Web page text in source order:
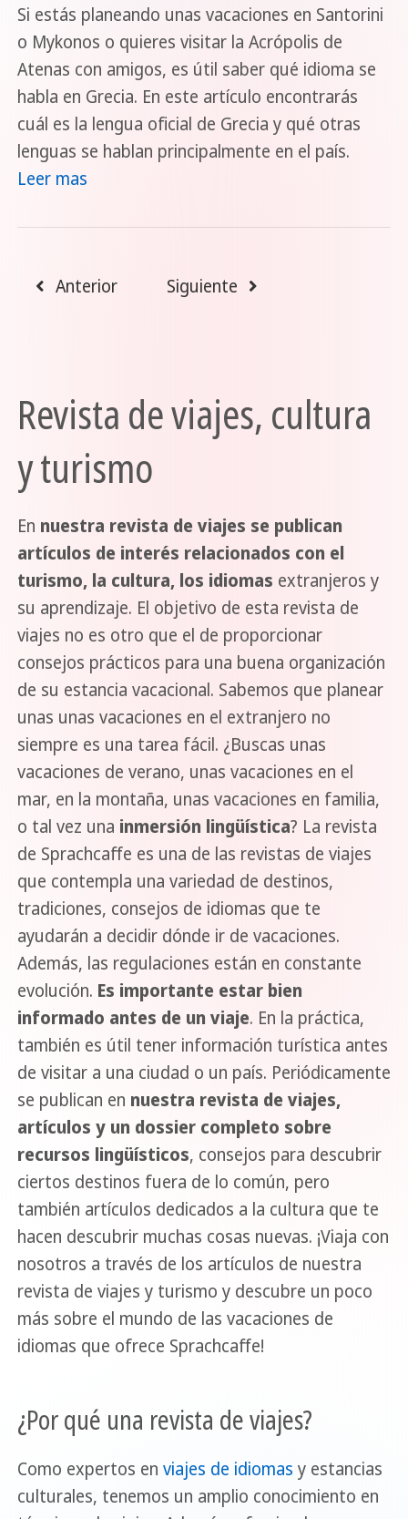
Si estás planeando unas vacaciones en Santorini
o Mykonos o quieres visitar la Acrópolis de
Atenas con amigos, es útil saber qué idioma se
habla en Grecia. En este artículo encontrarás
cuál es la lengua oficial de Grecia y qué otras
lenguas se hablan principalmente en el país.
Leer mas
Anterior Siguiente
Revista de viajes, cultura
y turismo
En nuestra revista de viajes se publican
artículos de interés relacionados con el
turismo, la cultura, los idiomas extranjeros y
su aprendizaje. El objetivo de esta revista de
viajes no es otro que el de proporcionar
consejos prácticos para una buena organización
de su estancia vacacional. Sabemos que planear
unas unas vacaciones en el extranjero no
siempre es una tarea fácil. ¿Buscas unas
vacaciones de verano, unas vacaciones en el
mar, en la montaña, unas vacaciones en familia,
o tal vez una inmersión lingüística? La revista
de Sprachcaffe es una de las revistas de viajes
que contempla una variedad de destinos,
tradiciones, consejos de idiomas que te
ayudarán a decidir dónde ir de vacaciones.
Además, las regulaciones están en constante
evolución. Es importante estar bien
informado antes de un viaje. En la práctica,
también es útil tener información turística antes
de visitar a una ciudad o un país. Periódicamente
se publican en nuestra revista de viajes,
artículos y un dossier completo sobre
recursos lingüísticos, consejos para descubrir
ciertos destinos fuera de lo común, pero
también artículos dedicados a la cultura que te
hacen descubrir muchas cosas nuevas. ¡Viaja con
nosotros a través de los artículos de nuestra
revista de viajes y turismo y descubre un poco
más sobre el mundo de las vacaciones de
idiomas que ofrece Sprachcaffe!
¿Por qué una revista de viajes?
Como expertos en viajes de idiomas y estancias
culturales, tenemos un amplio conocimiento en